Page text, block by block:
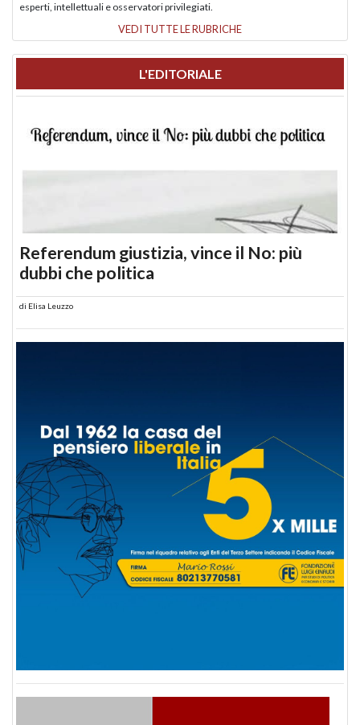
esperti, intellettuali e osservatori privilegiati.
VEDI TUTTE LE RUBRICHE
L'EDITORIALE
Referendum giustizia, vince il No: più
dubbi che politica
di Elisa Leuzzo